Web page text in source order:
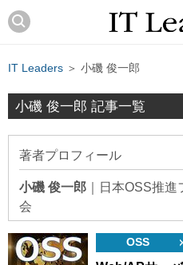
IT Leaders ＞ 小磯 俊一郎
小磯 俊一郎 記事一覧
著者プロフィール
小磯 俊一郎
日本OSS推進
会
OSS